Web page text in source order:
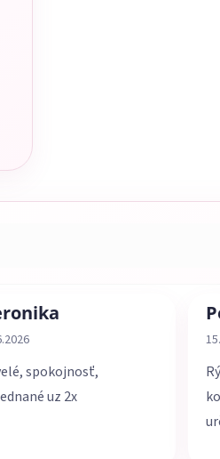
obchodu je 5 z 5
spokojnosť,
uz 2x